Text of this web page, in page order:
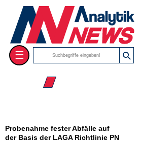
☰
☰ 2026
Probenahme fester Abfälle auf
der Basis der LAGA Richtlinie PN